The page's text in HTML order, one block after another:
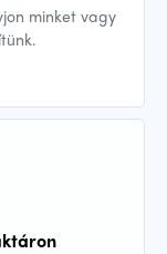
minket vagy